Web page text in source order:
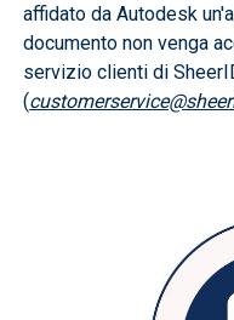
affidato da Autodesk
documento non venga
servizio clienti di
(